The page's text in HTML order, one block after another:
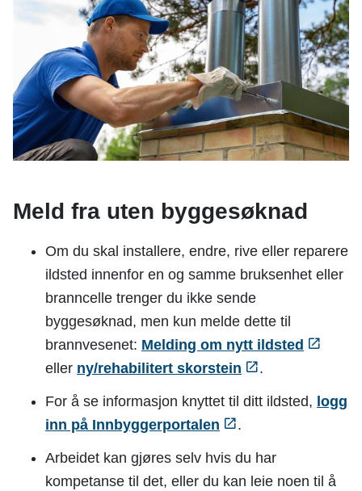
Meld fra uten byggesøknad
Om du skal installere, endre, rive eller reparere
ildsted innenfor en og samme bruksenhet eller
branncelle trenger du ikke sende
byggesøknad, men kun melde dette til
brannvesenet: Melding om nytt ildsted
eller ny/rehabilitert skorstein .
For å se informasjon knyttet til ditt ildsted, logg
inn på Innbyggerportalen
.
Arbeidet kan gjøres selv hvis du har
kompetanse til det, eller du kan leie noen til å